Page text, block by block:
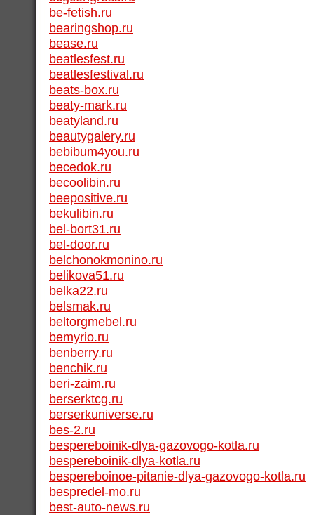
be-fetish.ru
bearingshop.ru
bease.ru
beatlesfest.ru
beatlesfestival.ru
beats-box.ru
beaty-mark.ru
beatyland.ru
beautygalery.ru
bebibum4you.ru
becedok.ru
becoolibin.ru
beepositive.ru
bekulibin.ru
bel-bort31.ru
bel-door.ru
belchonokmonino.ru
belikova51.ru
belka22.ru
belsmak.ru
beltorgmebel.ru
bemyrio.ru
benberry.ru
benchik.ru
beri-zaim.ru
berserktcg.ru
berserkuniverse.ru
bes-2.ru
bespereboinik-dlya-gazovogo-kotla.ru
bespereboinik-dlya-kotla.ru
bespereboinoe-pitanie-dlya-gazovogo-kotla.ru
bespredel-mo.ru
best-auto-news.ru